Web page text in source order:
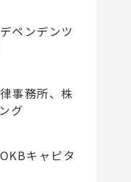
ペンデンツ
事務所、株
グ
キャピタ